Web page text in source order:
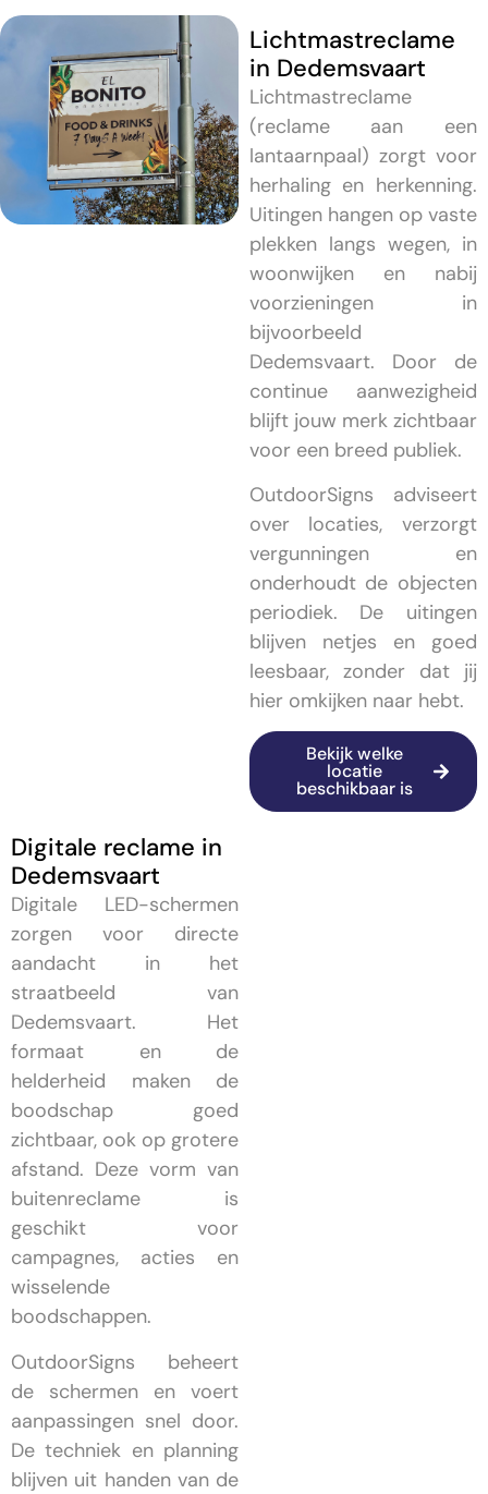
Lichtmastreclame
in Dedemsvaart
Lichtmastreclame
(reclame aan een
lantaarnpaal) zorgt voor
herhaling en herkenning.
Uitingen hangen op vaste
plekken langs wegen, in
woonwijken en nabij
voorzieningen in
bijvoorbeeld
Dedemsvaart. Door de
continue aanwezigheid
blijft jouw merk zichtbaar
voor een breed publiek.
OutdoorSigns adviseert
over locaties, verzorgt
vergunningen en
onderhoudt de objecten
periodiek. De uitingen
blijven netjes en goed
leesbaar, zonder dat jij
hier omkijken naar hebt.
Bekijk welke
locatie
beschikbaar is
Digitale reclame in
Dedemsvaart
Digitale LED-schermen
zorgen voor directe
aandacht in het
straatbeeld van
Dedemsvaart. Het
formaat en de
helderheid maken de
boodschap goed
zichtbaar, ook op grotere
afstand. Deze vorm van
buitenreclame is
geschikt voor
campagnes, acties en
wisselende
boodschappen.
OutdoorSigns beheert
de schermen en voert
aanpassingen snel door.
De techniek en planning
blijven uit handen van de